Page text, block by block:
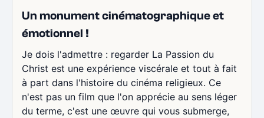
Un monument cinématographique et
émotionnel !
Je dois l'admettre : regarder La Passion du
Christ est une expérience viscérale et tout à fait
à part dans l'histoire du cinéma religieux. Ce
n'est pas un film que l'on apprécie au sens léger
du terme, c'est une œuvre qui vous submerge,